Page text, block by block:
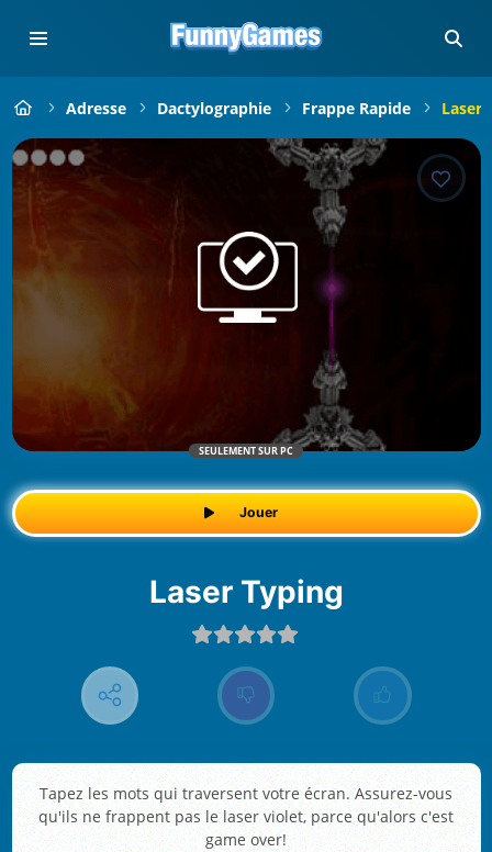
Adresse Dactylographie Frappe Rapide Laser
SEULEMENT SUR PC
Jouer
Laser Typing
Tapez les mots qui traversent votre écran. Assurez-vous
qu'ils ne frappent pas le laser violet, parce qu'alors c'est
game over!